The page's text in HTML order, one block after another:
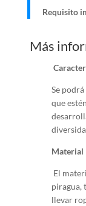
Requisito
Más
Se
que
Material
El
piragua,
llevar